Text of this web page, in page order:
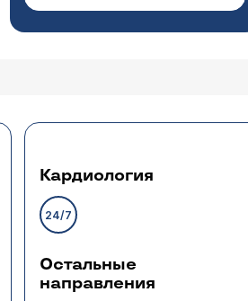
Кардиология
24/7
Остальные
направления